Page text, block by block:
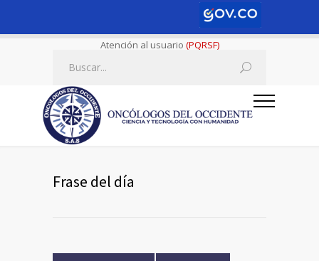
Atención al usuario (PQRSF)
Frase del día